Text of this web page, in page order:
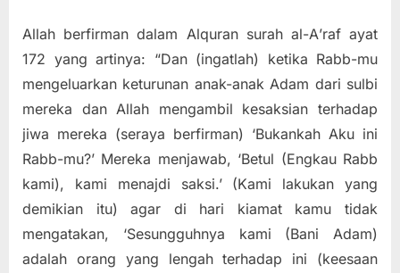
Allah berfirman dalam Alquran surah al-Α’raf ayat
172 yang artinya: “Dan (ingatlah) ketika Rabb-mu
mengeluarkan keturunan anak-anak Adam dari sulbi
mereka dan Allah mengambil kesaksian terhadap
jiwa mereka (seraya berfirman) ‘Bukankah Aku ini
Rabb-mu?’ Mereka menjawab, ‘Betul (Engkau Rabb
kami), kami menajdi saksi.’ (Kami lakukan yang
demikian itu) agar di hari kiamat kamu tidak
mengatakan, ‘Sesungguhnya kami (Bani Adam)
adalah orang yang lengah terhadap ini (keesaan